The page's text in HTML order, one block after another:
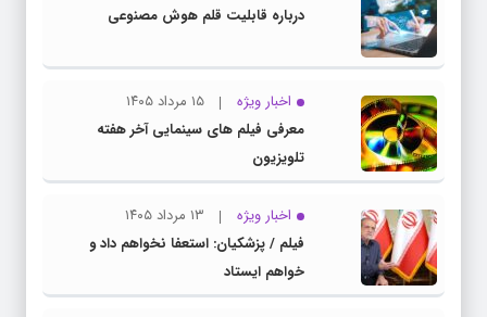
درباره قابلیت قلم هوش مصنوعی
اخبار ویژه
۱۵ مرداد ۱۴۰۵
معرفی فیلم های سینمایی آخر هفته
تلویزیون
اخبار ویژه
۱۳ مرداد ۱۴۰۵
فیلم / پزشکیان: استعفا نخواهم داد و
خواهم ایستاد